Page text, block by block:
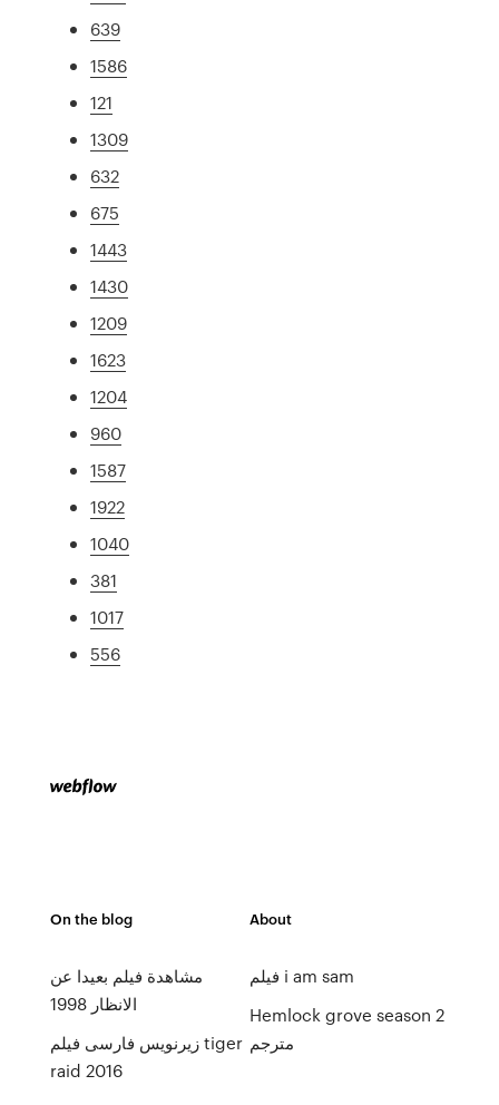
639
1586
121
1309
632
675
1443
1430
1209
1623
1204
960
1587
1922
1040
381
1017
556
On the blog
مشاهدة فيلم بعيدا عن
الانظار 1998
زیرنویس فارسی فیلم tiger
raid 2016
About
فيلم i am sam
Hemlock grove season 2
مترجم